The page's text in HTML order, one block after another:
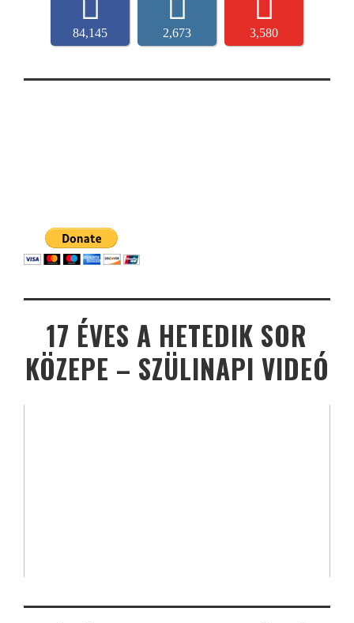
84,145 2,673 3,580
17 ÉVES A HETEDIK SOR
KÖZEPE – SZÜLINAPI VIDEÓ